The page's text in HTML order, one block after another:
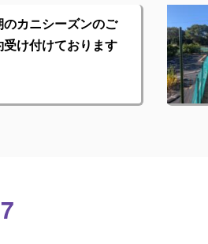
のカニシーズンのご
受け付けております